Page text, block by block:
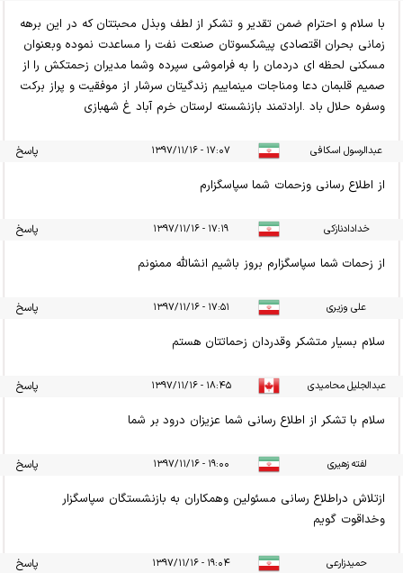
با سلام و احترام ضمن تقدیر و تشکر از لطف وبذل محبتتان که در این برهه
زمانی بحران اقتصادی پیشکسوتان صنعت نفت را مساعدت نموده وبعنوان
مسکنی لحظه ای دردمان را به فراموشی سپرده وشما مدیران زحمتکش را از
صمیم قلبمان دعا ومناجات مینماییم زندگیتان سرشار از موفقیت و پراز برکت
وسفره حلال باد .ارادتمند بازنشسته لرستان خرم آباد غ شهبازی
عبدالرسول اسکافی ۱۷:۰۷ - ۱۳۹۷/۱۱/۱۶ پاسخ
از اطلاع رسانی وزحمات شما سپاسگزارم
خدادادنازکی ۱۷:۱۹ - ۱۳۹۷/۱۱/۱۶ پاسخ
از زحمات شما سپاسگزارم بروز باشیم انشالله ممنونم
علی وزیری ۱۷:۵۱ - ۱۳۹۷/۱۱/۱۶ پاسخ
سلام بسیار متشکر وقدردان زحماتتان هستم
عبدالجلیل محامیدی ۱۸:۴۵ - ۱۳۹۷/۱۱/۱۶ پاسخ
سلام با تشکر از اطلاع رسانی شما عزیزان درود بر شما
لفته زهیری ۱۹:۰۰ - ۱۳۹۷/۱۱/۱۶ پاسخ
ازتلاش دراطلاع رسانی مسئولین وهمکاران به بازنشستگان سپاسگزار
وخداقوت گویم
حمیدزارعی ۱۹:۰۴ - ۱۳۹۷/۱۱/۱۶ پاسخ